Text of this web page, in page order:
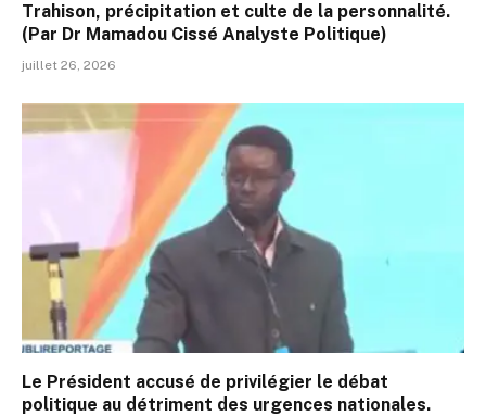
Trahison, précipitation et culte de la personnalité.
(Par Dr Mamadou Cissé Analyste Politique)
juillet 26, 2026
Le Président accusé de privilégier le débat
politique au détriment des urgences nationales.